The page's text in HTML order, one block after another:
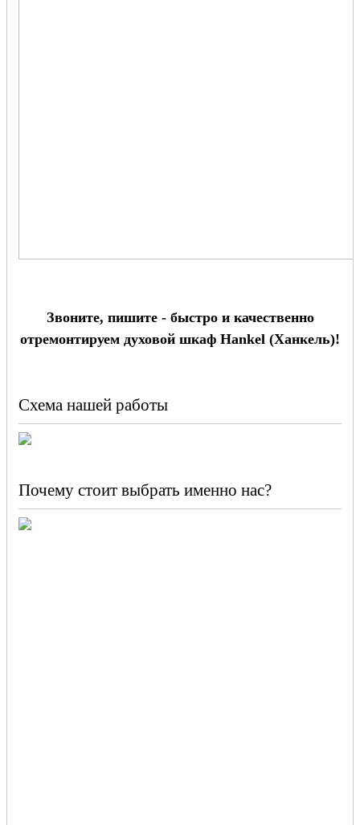
Звоните, пишите - быстро и качественно
отремонтируем духовой шкаф Hankel (Ханкель)!
Схема нашей работы
Почему стоит выбрать именно нас?